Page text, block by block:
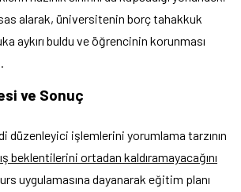
alarak, üniversitenin borç tahakkuk
aykırı buldu ve öğrencinin korunması
ve Sonuç
düzenleyici işlemlerini yorumlama tarzının
beklentilerini ortadan kaldıramayacağını
uygulamasına dayanarak eğitim planı